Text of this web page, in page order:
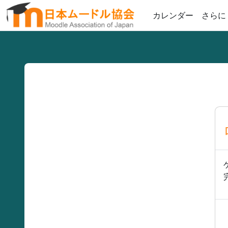
メインコンテンツへスキップする
カレンダー
さらに